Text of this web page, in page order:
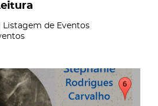
Listagem de Eventos